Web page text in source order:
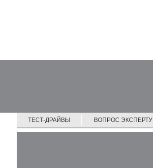
ТЕСТ-ДРАЙВЫ ВОПРОС ЭКСПЕРТУ